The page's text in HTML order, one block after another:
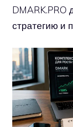
DMARK.PRO
стратегию и